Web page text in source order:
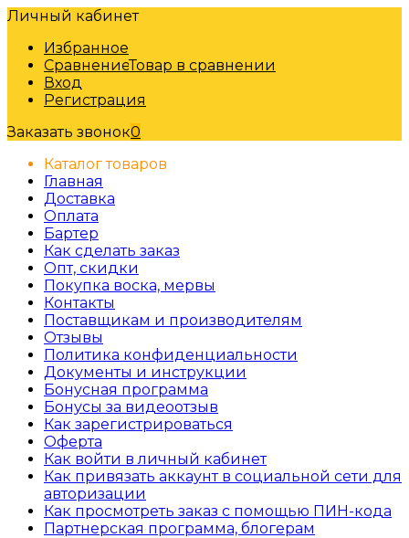
Личный кабинет
Избранное
СравнениеТовар в сравнении
Вход
Регистрация
Заказать звонок0
Каталог товаров
Главная
Доставка
Оплата
Бартер
Как сделать заказ
Опт, скидки
Покупка воска, мервы
Контакты
Поставщикам и производителям
Отзывы
Политика конфиденциальности
Документы и инструкции
Бонусная программа
Бонусы за видеоотзыв
Как зарегистрироваться
Оферта
Как войти в личный кабинет
Как привязать аккаунт в социальной сети для
авторизации
Как просмотреть заказ с помощью ПИН-кода
Партнерская программа, блогерам